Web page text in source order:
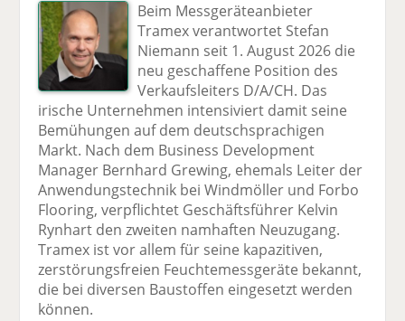
Beim Messgeräteanbieter
Tramex verantwortet Stefan
Niemann seit 1. August 2026 die
neu geschaffene Position des
Verkaufsleiters D/A/CH. Das
irische Unternehmen intensiviert damit seine
Bemühungen auf dem deutschsprachigen
Markt. Nach dem Business Development
Manager Bernhard Grewing, ehemals Leiter der
Anwendungstechnik bei Windmöller und Forbo
Flooring, verpflichtet Geschäftsführer Kelvin
Rynhart den zweiten namhaften Neuzugang.
Tramex ist vor allem für seine kapazitiven,
zerstörungsfreien Feuchtemessgeräte bekannt,
die bei diversen Baustoffen eingesetzt werden
können.